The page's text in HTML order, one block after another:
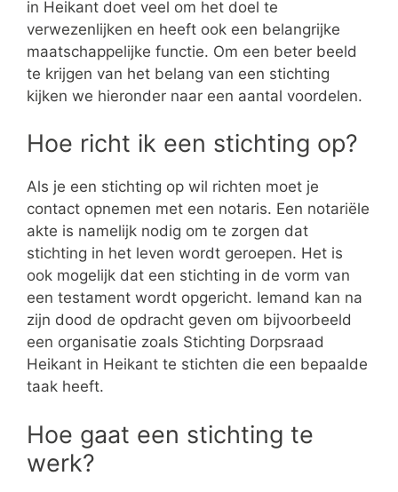
in Heikant doet veel om het doel te
verwezenlijken en heeft ook een belangrijke
maatschappelijke functie. Om een beter beeld
te krijgen van het belang van een stichting
kijken we hieronder naar een aantal voordelen.
Hoe richt ik een stichting op?
Als je een stichting op wil richten moet je
contact opnemen met een notaris. Een notariële
akte is namelijk nodig om te zorgen dat
stichting in het leven wordt geroepen. Het is
ook mogelijk dat een stichting in de vorm van
een testament wordt opgericht. Iemand kan na
zijn dood de opdracht geven om bijvoorbeeld
een organisatie zoals Stichting Dorpsraad
Heikant in Heikant te stichten die een bepaalde
taak heeft.
Hoe gaat een stichting te
werk?